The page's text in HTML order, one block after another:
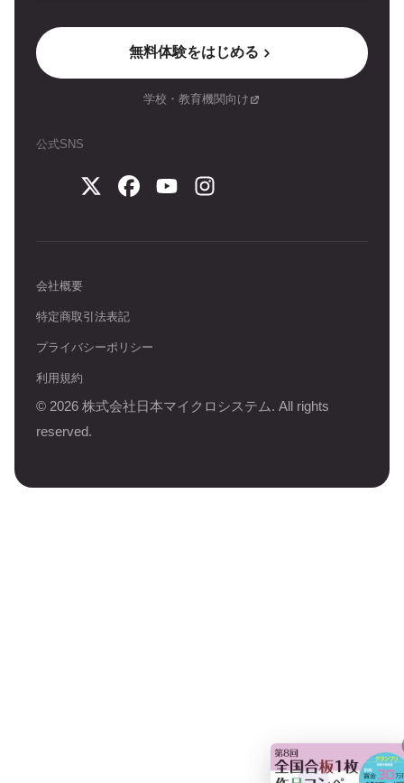
無料体験をはじめる
学校・教育機関向け
公式SNS
会社概要
特定商取引法表記
プライバシーポリシー
利用規約
© 2026 株式会社日本マイクロシステム. All rights
reserved.